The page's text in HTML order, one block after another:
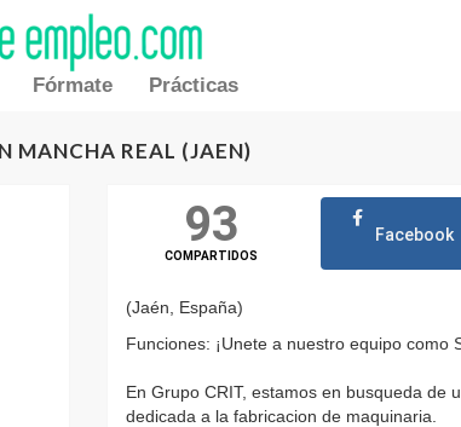
Fórmate Prácticas
MANCHA REAL (JAEN)
93
COMPARTIDOS
Facebook
(Jaén, España)
Funciones: ¡Unete a nuestro equipo como
En Grupo CRIT, estamos en busqueda de
dedicada a la fabricacion de maquinaria.